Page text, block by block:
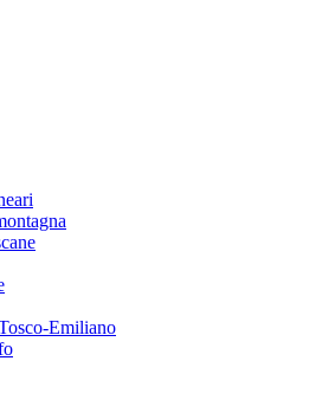
Emiliano